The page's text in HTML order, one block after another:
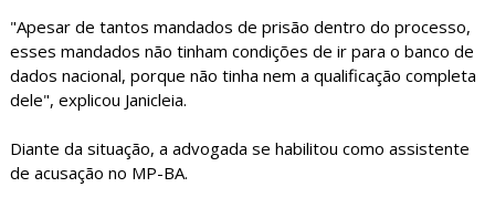
"Apesar de tantos mandados de prisão dentro do processo,
esses mandados não tinham condições de ir para o banco de
dados nacional, porque não tinha nem a qualificação completa
dele", explicou Janicleia.
Diante da situação, a advogada se habilitou como assistente
de acusação no MP-BA.